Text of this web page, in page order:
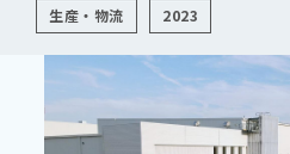
生産・物流 2023